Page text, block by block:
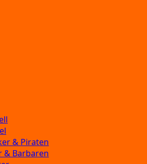
& Piraten
& Barbaren